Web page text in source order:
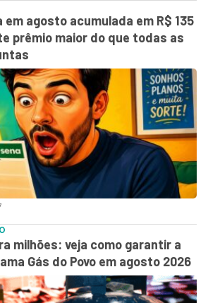
agosto acumulada em R$ 135
prêmio maior do que todas as
milhões: veja como garantir a
Gás do Povo em agosto 2026